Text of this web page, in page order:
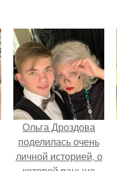
Ольга Дроздова
поделилась очень
личной историей, о